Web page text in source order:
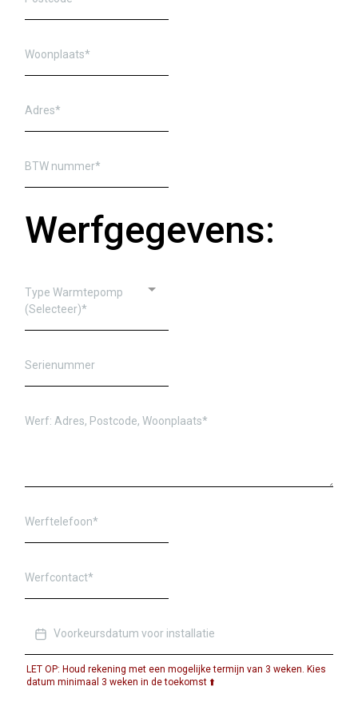
Werfgegevens:
Type Warmtepomp
(Selecteer)*
LET OP: Houd rekening met een mogelijke termijn van 3 weken. Kies
datum minimaal 3 weken in de toekomst ⬆️